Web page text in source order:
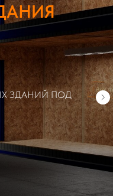
ЗДАНИЙ ПОД